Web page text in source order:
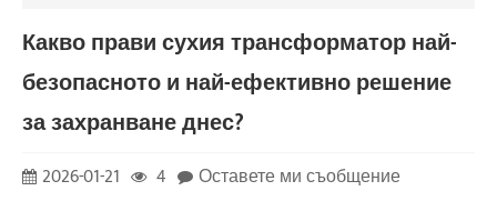
Какво прави сухия трансформатор най-
безопасното и най-ефективно решение
за захранване днес?
2026-01-21 4
Оставете ми съобщение